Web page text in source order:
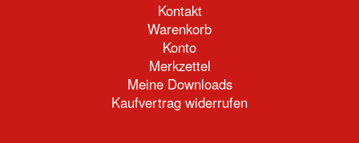
Kontakt
Warenkorb
Konto
Merkzettel
Meine Downloads
Kaufvertrag widerrufen